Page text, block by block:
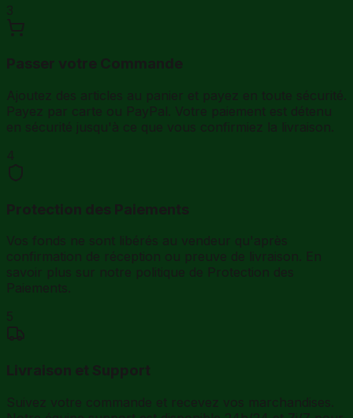
3
Passer votre Commande
Ajoutez des articles au panier et payez en toute sécurité.
Payez par carte ou PayPal. Votre paiement est détenu
en sécurité jusqu'à ce que vous confirmiez la livraison.
4
Protection des Paiements
Vos fonds ne sont libérés au vendeur qu'après
confirmation de réception ou preuve de livraison. En
savoir plus sur notre politique de Protection des
Paiements.
5
Livraison et Support
Suivez votre commande et recevez vos marchandises.